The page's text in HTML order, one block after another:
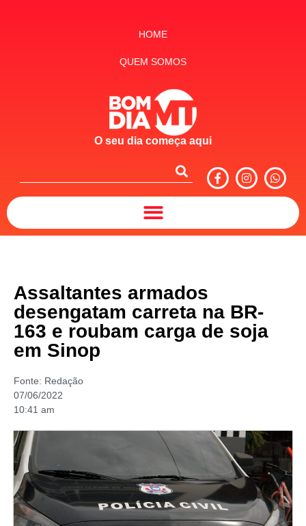
HOME
QUEM SOMOS
O seu dia começa aqui
Assaltantes armados
desengatam carreta na BR-
163 e roubam carga de soja
em Sinop
Fonte: Redação
07/06/2022
10:41 am